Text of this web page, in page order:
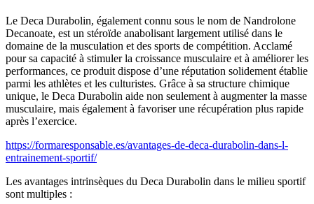
Le Deca Durabolin, également connu sous le nom de Nandrolone
Decanoate, est un stéroïde anabolisant largement utilisé dans le
domaine de la musculation et des sports de compétition. Acclamé
pour sa capacité à stimuler la croissance musculaire et à améliorer les
performances, ce produit dispose d’une réputation solidement établie
parmi les athlètes et les culturistes. Grâce à sa structure chimique
unique, le Deca Durabolin aide non seulement à augmenter la masse
musculaire, mais également à favoriser une récupération plus rapide
après l’exercice.
https://formaresponsable.es/avantages-de-deca-durabolin-dans-l-
entrainement-sportif/
Les avantages intrinsèques du Deca Durabolin dans le milieu sportif
sont multiples :